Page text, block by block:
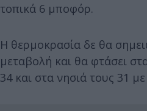
τοπικά 6 μποφόρ.
Η θερμοκρασία δε θα
μεταβολή και θα φτάσει
34 και στα νησιά τους 31